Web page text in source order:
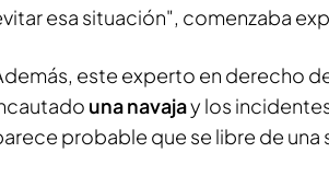
esa situación", comenzaba
este experto en derecho
una navajay los
probable que se libre de una